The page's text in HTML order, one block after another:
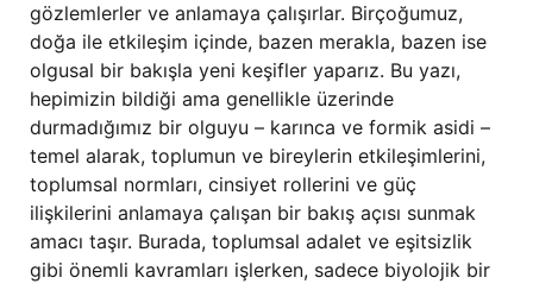
gözlemlerler ve anlamaya çalışırlar. Birçoğumuz,
doğa ile etkileşim içinde, bazen merakla, bazen ise
olgusal bir bakışla yeni keşifler yaparız. Bu yazı,
hepimizin bildiği ama genellikle üzerinde
durmadığımız bir olguyu – karınca ve formik asidi –
temel alarak, toplumun ve bireylerin etkileşimlerini,
toplumsal normları, cinsiyet rollerini ve güç
ilişkilerini anlamaya çalışan bir bakış açısı sunmak
amacı taşır. Burada, toplumsal adalet ve eşitsizlik
gibi önemli kavramları işlerken, sadece biyolojik bir